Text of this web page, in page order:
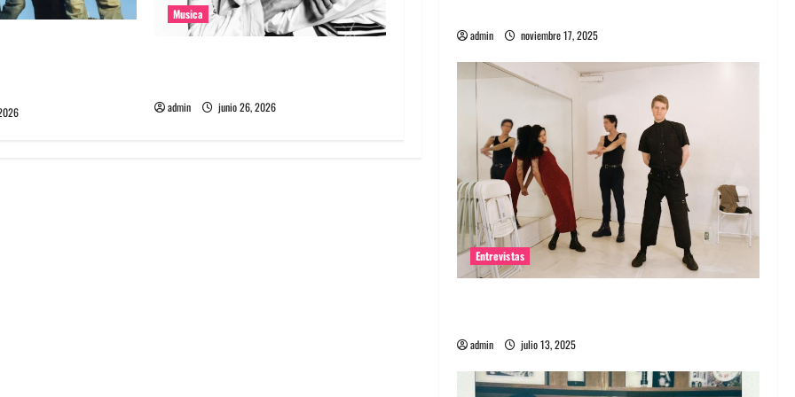
Musica
admin junio 26, 2026
admin noviembre 17, 2025
Entrevistas
admin julio 13, 2025